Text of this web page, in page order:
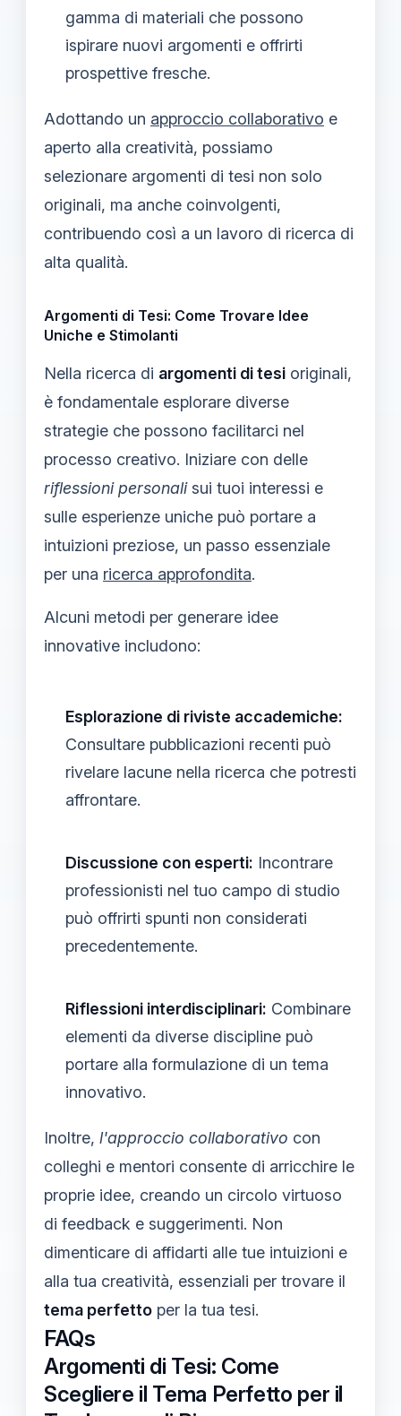
gamma di materiali che possono
ispirare nuovi argomenti e offrirti
prospettive fresche.
Adottando un approccio collaborativo e
aperto alla creatività, possiamo
selezionare argomenti di tesi non solo
originali, ma anche coinvolgenti,
contribuendo così a un lavoro di ricerca di
alta qualità.
Argomenti di Tesi: Come Trovare Idee
Uniche e Stimolanti
Nella ricerca di argomenti di tesi originali,
è fondamentale esplorare diverse
strategie che possono facilitarci nel
processo creativo. Iniziare con delle
riflessioni personalisui tuoi interessi e
sulle esperienze uniche può portare a
intuizioni preziose, un passo essenziale
per una ricerca approfondita.
Alcuni metodi per generare idee
innovative includono:
Esplorazione di riviste accademiche:
Consultare pubblicazioni recenti può
rivelare lacune nella ricerca che potresti
affrontare.
Discussione con esperti: Incontrare
professionisti nel tuo campo di studio
può offrirti spunti non considerati
precedentemente.
Riflessioni interdisciplinari: Combinare
elementi da diverse discipline può
portare alla formulazione di un tema
innovativo.
Inoltre, l'approccio collaborativo con
colleghi e mentori consente di arricchire le
proprie idee, creando un circolo virtuoso
di feedback e suggerimenti. Non
dimenticare di affidarti alle tue intuizioni e
alla tua creatività, essenziali per trovare il
tema perfetto per la tua tesi.
FAQs
Argomenti di Tesi: Come
Scegliere il Tema Perfetto per il